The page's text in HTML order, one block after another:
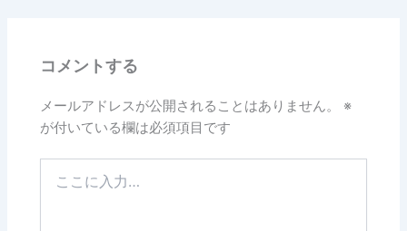
コメントする
メールアドレスが公開されることはありません。
※
が付いている欄は必須項目です